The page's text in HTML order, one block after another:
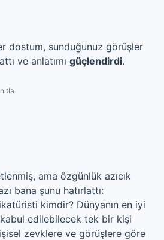
dostum, sunduğunuz görüşler
ve anlatımı güçlendirdi.
ama özgünlük azıcık
bana şunu hatırlattı:
kimdir? Dünyanın en iyi
edilebilecek tek bir kişi
zevklere ve görüşlere göre